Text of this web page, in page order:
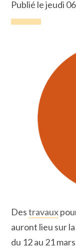
Publié le jeudi
Destravaux
auront lieu sur
du 12 au 21